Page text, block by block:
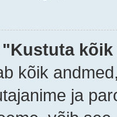
"Kustuta
kõik
ja